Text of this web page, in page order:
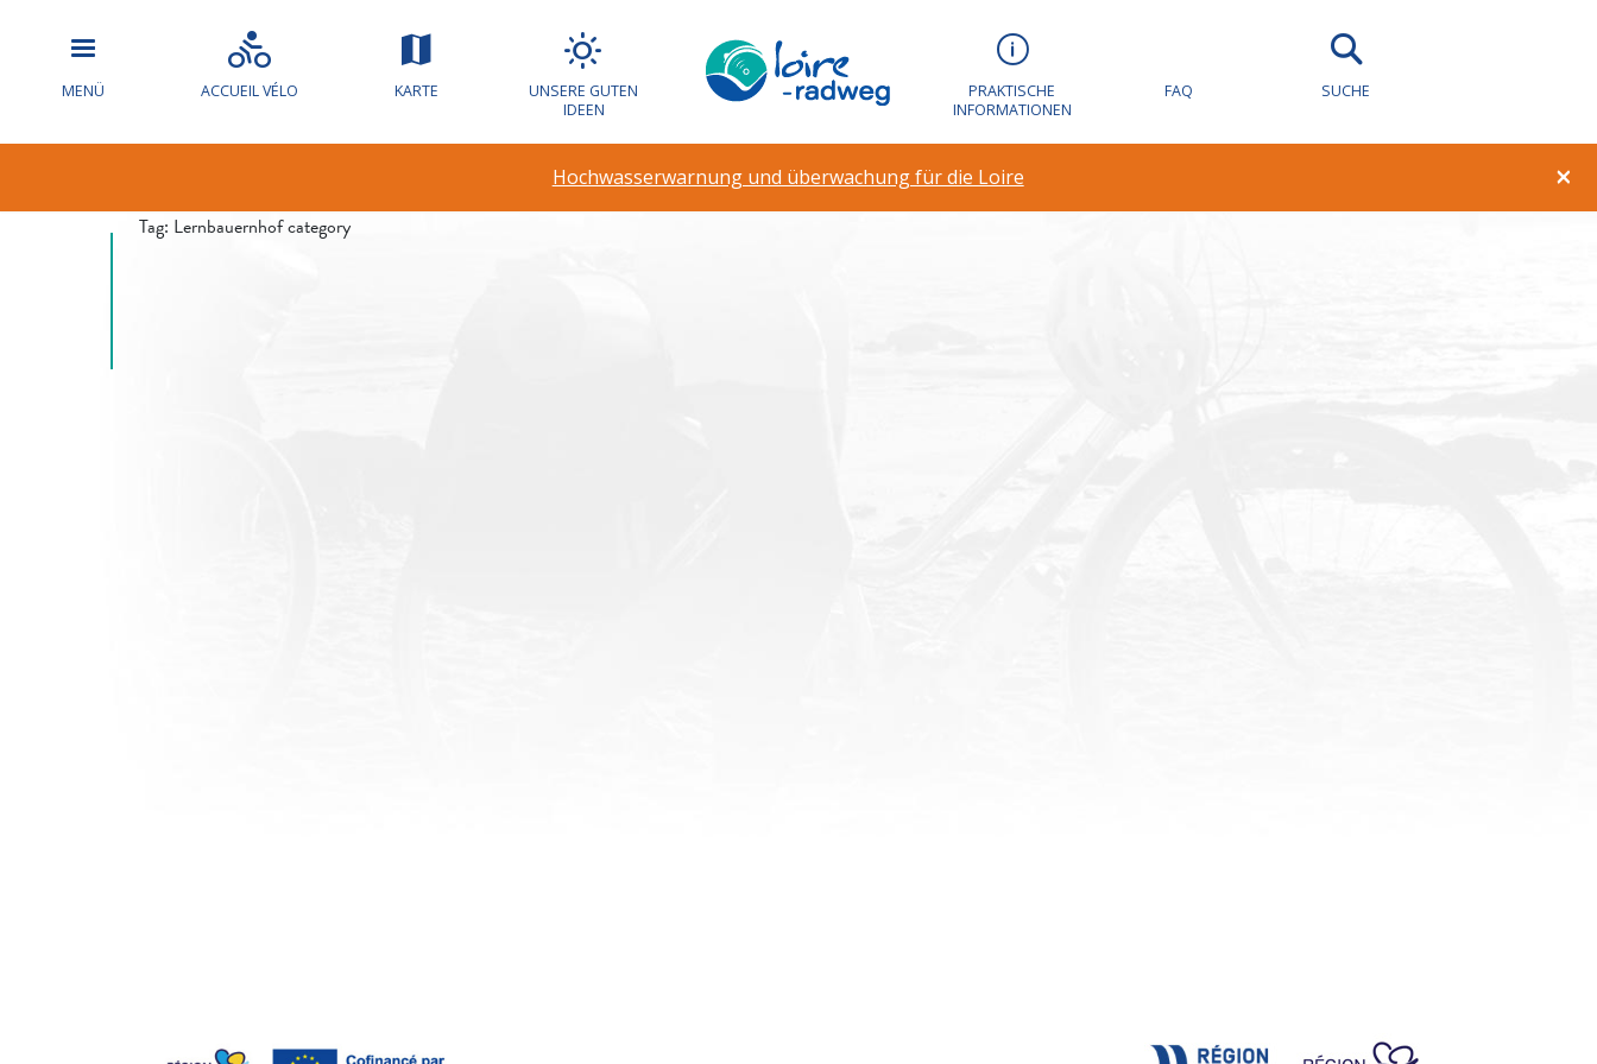
MENÜ ACCUEIL VÉLO KARTE
UNSERE GUTEN
IDEEN
PRAKTISCHE
INFORMATIONEN
FAQ SUCHE
×
Hochwasserwarnung und überwachung für die Loire
Hochwasserwarnung und überwachung für
Tag: Lernbauernhof category